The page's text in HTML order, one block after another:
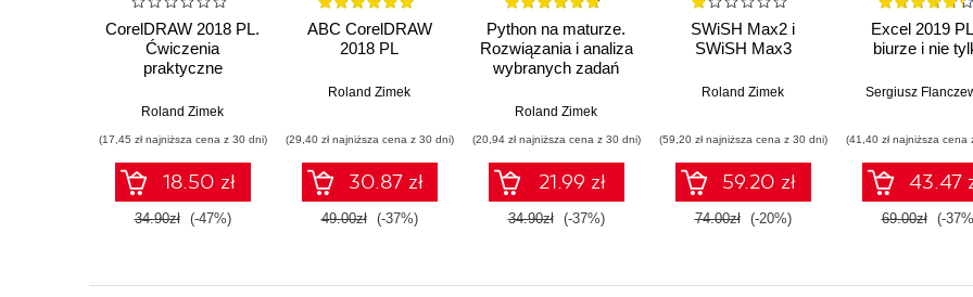
CorelDRAW 2018 PL.
Ćwiczenia
praktyczne
Roland Zimek
(17,45 zł najniższa cena z 30 dni)
18.50 zł
34.90zł (-47%)
ABC CorelDRAW
2018 PL
Roland Zimek
(29,40 zł najniższa cena z 30 dni)
30.87 zł
49.00zł (-37%)
Python na maturze.
Rozwiązania i analiza
wybranych zadań
Roland Zimek
(20,94 zł najniższa cena z 30 dni)
21.99 zł
34.90zł (-37%)
SWiSH Max2 i
SWiSH Max3
Roland Zimek
(59,20 zł najniższa cena z 30 dni)
59.20 zł
74.00zł (-20%)
Excel 2019
biurze i nie
Sergiusz
(41,40 zł najniższa cena
43.47
69.00zł (-